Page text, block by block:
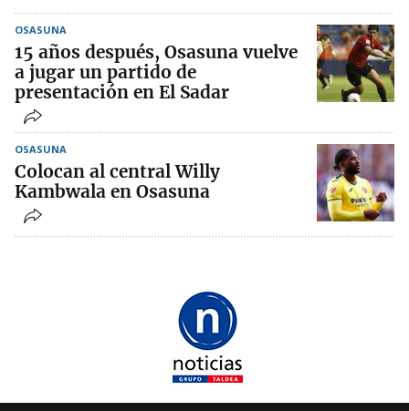
OSASUNA
15 años después, Osasuna vuelve
a jugar un partido de
presentación en El Sadar
OSASUNA
Colocan al central Willy
Kambwala en Osasuna